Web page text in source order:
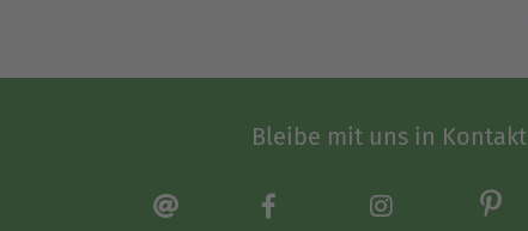
Bleibe mit uns in Kontakt